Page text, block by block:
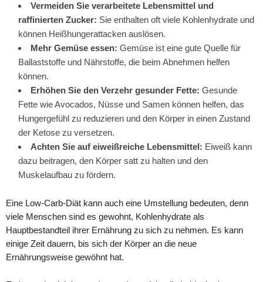
Vermeiden Sie verarbeitete Lebensmittel und
raffinierten Zucker: Sie enthalten oft viele Kohlenhydrate und
können Heißhungerattacken auslösen.
Mehr Gemüse essen: Gemüse ist eine gute Quelle für
Ballaststoffe und Nährstoffe, die beim Abnehmen helfen
können.
Erhöhen Sie den Verzehr gesunder Fette: Gesunde
Fette wie Avocados, Nüsse und Samen können helfen, das
Hungergefühl zu reduzieren und den Körper in einen Zustand
der Ketose zu versetzen.
Achten Sie auf eiweißreiche Lebensmittel: Eiweiß kann
dazu beitragen, den Körper satt zu halten und den
Muskelaufbau zu fördern.
Eine Low-Carb-Diät kann auch eine Umstellung bedeuten, denn
viele Menschen sind es gewohnt, Kohlenhydrate als
Hauptbestandteil ihrer Ernährung zu sich zu nehmen. Es kann
einige Zeit dauern, bis sich der Körper an die neue
Ernährungsweise gewöhnt hat.